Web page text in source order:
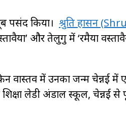
पसंद किया। श्रुति हासन
और तेलुगु में ‘रमैया
वास्तव में उनका जन्म चेन्नई
लेडी अंडाल स्कूल, चेन्नई से